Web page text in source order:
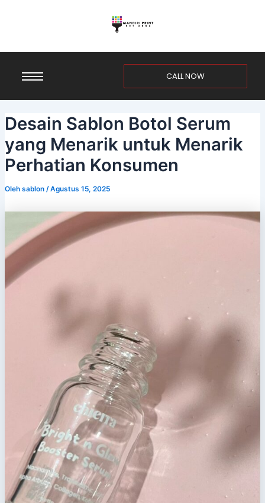
CALL NOW
Desain Sablon Botol Serum
yang Menarik untuk Menarik
Perhatian Konsumen
Oleh sablon /Agustus 15, 2025